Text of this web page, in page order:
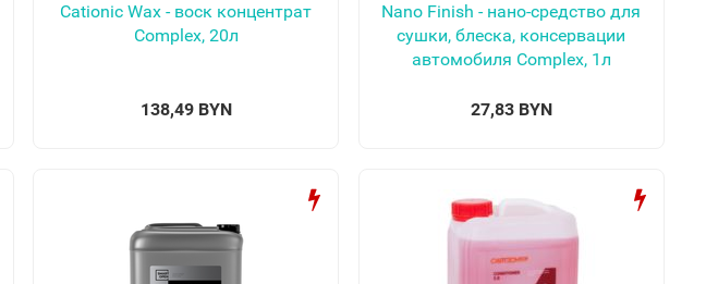
Cationic Wax - воск концентрат
Complex, 20л
138,49 BYN
Nano Finish - нано-средство для
сушки, блеска, консервации
автомобиля Complex, 1л
27,83 BYN